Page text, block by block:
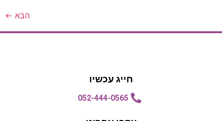
הבא ←
חייג עכשיו
052-444-0565